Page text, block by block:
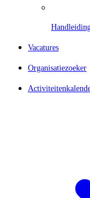
Vacatures
Organisatiezoeker